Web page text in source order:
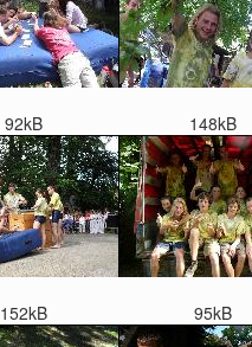
92kB 148kB
152kB 95kB